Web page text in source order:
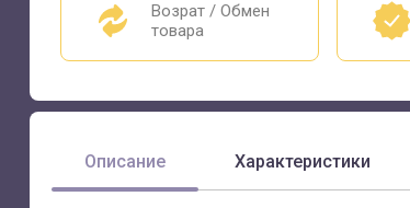
Возрат / Обмен
товара
Описание Характеристики